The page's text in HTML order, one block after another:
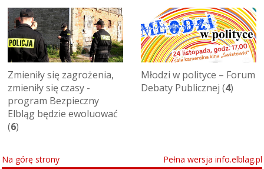
Zmieniły się zagrożenia,
zmieniły się czasy -
program Bezpieczny
Elbląg będzie ewoluować
(6)
Młodzi w polityce – Forum
Debaty Publicznej (4)
Na górę strony Pełna wersja info.elblag.pl